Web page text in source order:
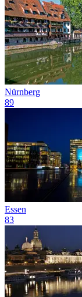
Nürnberg
89
Essen
83